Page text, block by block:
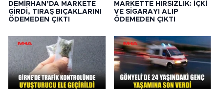
DEMİRHAN’DA MARKETE
GİRDİ, TIRAŞ BIÇAKLARINI
ÖDEMEDEN ÇIKTI
MARKETTE HIRSIZLIK: İÇKİ
VE SİGARAYI ALIP
ÖDEMEDEN ÇIKTI